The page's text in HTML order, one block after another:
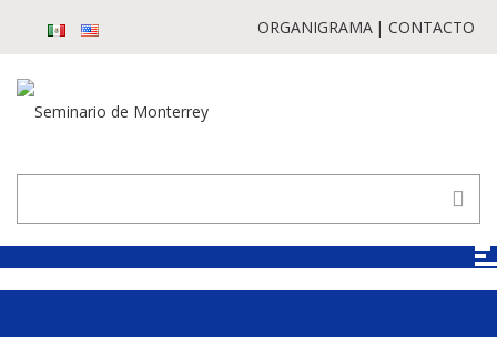
ORGANIGRAMA CONTACTO